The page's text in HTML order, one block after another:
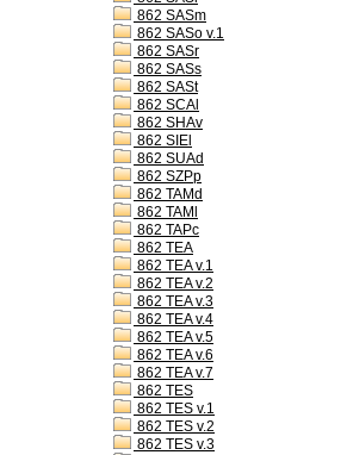
862 SASm
862 SASo v.1
862 SASr
862 SASs
862 SASt
862 SCAl
862 SHAv
862 SIEl
862 SUAd
862 SZPp
862 TAMd
862 TAMl
862 TAPc
862 TEA
862 TEA v.1
862 TEA v.2
862 TEA v.3
862 TEA v.4
862 TEA v.5
862 TEA v.6
862 TEA v.7
862 TES
862 TES v.1
862 TES v.2
862 TES v.3